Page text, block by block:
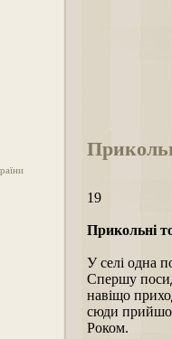
19
Прикольні
У селі одна
Спершу
навіщо
сюди
Роком.